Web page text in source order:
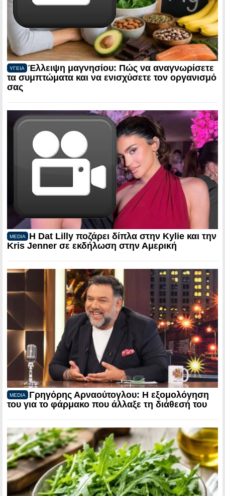
ΥΓΕΙΑ
Έλλειψη μαγνησίου: Πώς να αναγνωρίσετε
τα συμπτώματα και να ενισχύσετε τον οργανισμό
σας
MEDIA
Η Dat Lilly ποζάρει δίπλα στην Kylie και την
Kris Jenner σε εκδήλωση στην Αμερική
MEDIA
Γρηγόρης Αρναούτογλου: Η εξομολόγηση
του για το φάρμακο που άλλαξε τη διάθεσή του